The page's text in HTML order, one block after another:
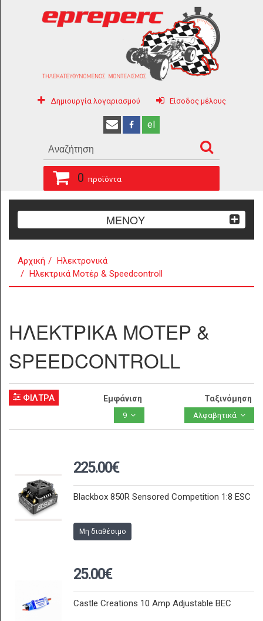
Δημιουργία λογαριασμού Είσοδος μέλους
el
0 προϊόντα
ΜΕΝΟΥ
Αρχική
Ηλεκτρονικά
Ηλεκτρικά Μοτέρ & Speedcontroll
ΗΛΕΚΤΡΙΚΑ ΜΟΤΕΡ &
SPEEDCONTROLL
ΦΙΛΤΡΑ Εμφάνιση
9
Ταξινόμηση
Αλφαβητικά
225.00€
Blackbox 850R Sensored Competition 1:8 ESC
Μη διαθέσιμο
25.00€
Castle Creations 10 Amp Adjustable BEC